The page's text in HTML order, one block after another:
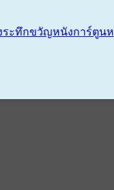
ระทึกขวัญหนังการ์ตูน